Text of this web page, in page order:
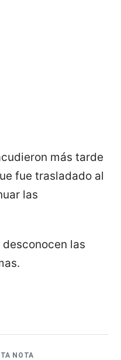
más tarde
fue trasladado al
las
las
NOTA